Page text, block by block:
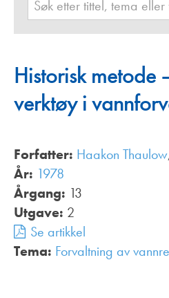
Historisk metode
verktøy i
Forfatter: Haakon Thaulow
År: 1978
Årgang: 13
Utgave: 2
Se artikkel
Tema: Forvaltning av